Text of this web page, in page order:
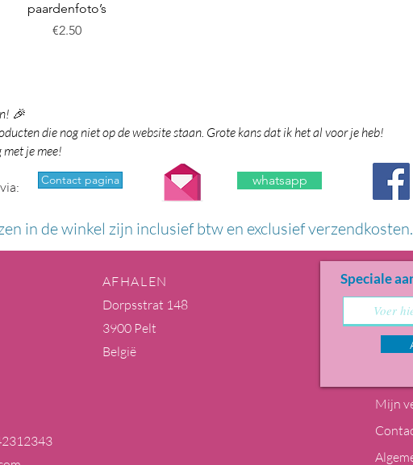
paardenfoto’s
Price
€2.50
🎉
die nog niet op de website staan. Grote kans dat ik het al voor je heb!
met je mee!
Contact pagina whatsapp
in de winkel zijn inclusief btw en exclusief verzendkosten.
AFHALEN
Dorpsstrat 148
3900 Pelt
België
Speciale
Mijn